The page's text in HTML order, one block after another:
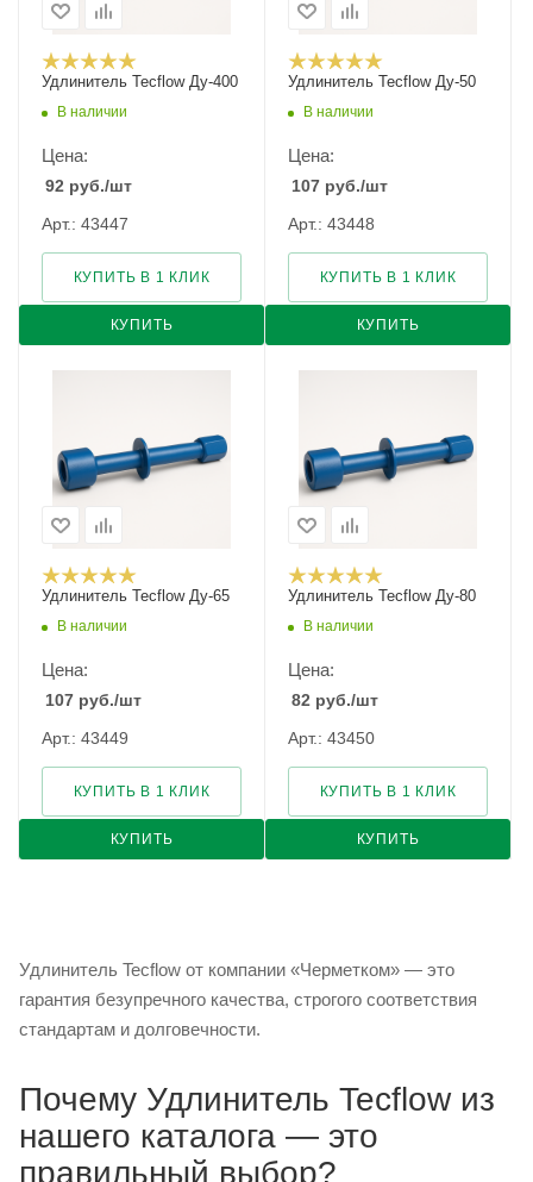
Удлинитель Tecflow Ду-400
В наличии
Цена:
92 руб./шт
Арт.: 43447
КУПИТЬ
КУПИТЬ В 1 КЛИК
Удлинитель Tecflow Ду-50
В наличии
Цена:
107 руб./шт
Арт.: 43448
КУПИТЬ
КУПИТЬ В 1 КЛИК
Удлинитель Tecflow Ду-65
В наличии
Цена:
107 руб./шт
Арт.: 43449
КУПИТЬ
КУПИТЬ В 1 КЛИК
Удлинитель Tecflow Ду-80
В наличии
Цена:
82 руб./шт
Арт.: 43450
КУПИТЬ
КУПИТЬ В 1 КЛИК
Удлинитель Tecflow от компании «Черметком» — это
гарантия безупречного качества, строгого соответствия
стандартам и долговечности.
Почему Удлинитель Tecflow из
нашего каталога — это
правильный выбор?